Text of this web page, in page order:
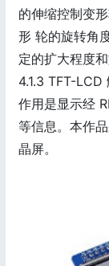
的伸缩控制变
形 轮的旋转角
定的扩大程度和
4.1.3 TFT-
作用是显示经
等信息。本作
晶屏。